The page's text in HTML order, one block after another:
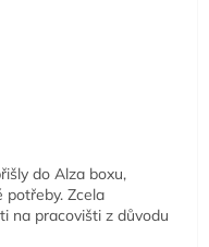
z 5 hvězdiček.
z 5 hvězdiček.
do Alza boxu,
potřeby. Zcela
na pracovišti z důvodu